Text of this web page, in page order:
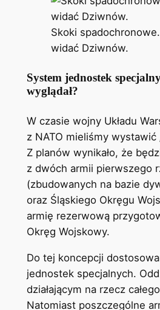
Skoki
widać Dziwnów.
System jednostek
wyglądał?
W czasie wojny Układu
z NATO mieliśmy wystawić
Z planów wynikało, że
z dwóch armii pierwszego
(zbudowanych na bazie
oraz Śląskiego Okręgu
armię rezerwową
Okręg Wojskowy.
Do tej koncepcji
jednostek specjalnych.
działającym na rzecz
Natomiast poszczególne